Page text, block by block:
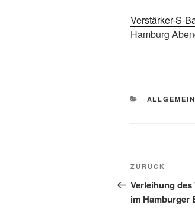
Verstärker-S-
Hamburg
ALLGEMEIN
Vorheriger
Beitrag
ZURÜCK
Verleihung
im Hamburger